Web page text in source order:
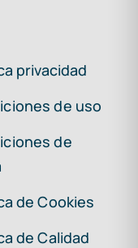
privacidad
de uso
de
de Cookies
de Calidad